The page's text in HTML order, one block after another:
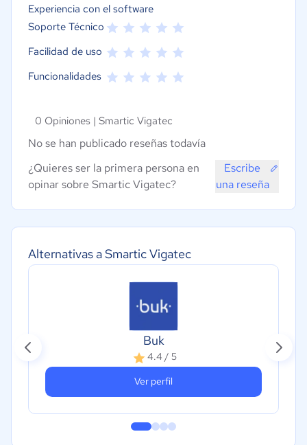
Alternativas a Smartic Vigatec
Buk
4.4 / 5
Ver perfil
Experiencia con el software
Soporte Técnico
Facilidad de uso
Funcionalidades
0 Opiniones | Smartic Vigatec
No se han publicado reseñas todavía
¿Quieres ser la primera persona en
opinar sobre Smartic Vigatec?
Escribe
una reseña